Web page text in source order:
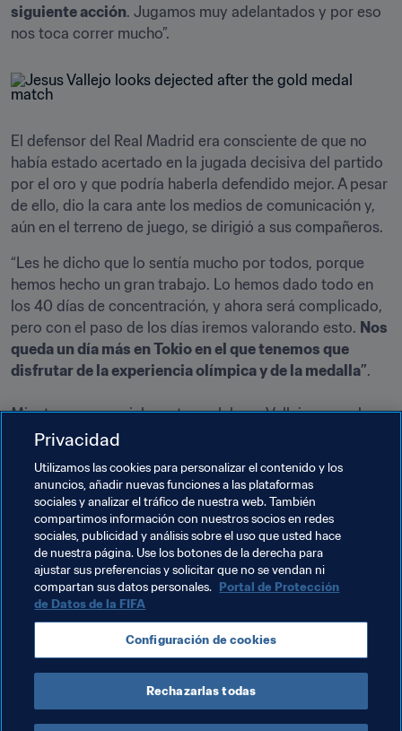
siguiente acción. Jugamos muy adelantados y por eso
nos toca correr mucho”.
El defensor del Real Madrid era consciente de que no
había estado acertado en la jugada decisiva del partido
por el oro y que podría haberla defendido mejor. A pesar
de ello, dio la cara ante los medios de comunicación y,
aún en el terreno de juego, se dirigió a sus compañeros.
“Les he dicho que lo sentía mucho por todos, porque
hemos hecho un gran trabajo. Lo hemos dado todo en
los 40 días de concentración, y ahora será complicado,
pero con el paso de los días iremos valorando esto. Nos
queda un día más en Tokio en el que tenemos que
disfrutar de la experiencia olímpica y de la medalla”.
Mientras pronunciaba estas palabras, Vallejo agarraba
con la mano la medalla de plata de Tokio 2020, que vista
“Lógicamente, queríamos el oro, pero podemos
sentirnos muy orgullosos de esta plata. Hoy es un día
difícil. Eso sí, estoy seguro de que cuando lleguemos a
España nos sentiremos aún más orgullosos que hoy”.
Temas relacionados
Brazil CONMEBOL España UEFA
Privacidad
Utilizamos las cookies para personalizar el contenido y los
anuncios, añadir nuevas funciones a las plataformas
sociales y analizar el tráfico de nuestra web. También
compartimos información con nuestros socios en redes
sociales, publicidad y análisis sobre el uso que usted hace
de nuestra página. Use los botones de la derecha para
ajustar sus preferencias y solicitar que no se vendan ni
compartan sus datos personales. Portal de Protección
de Datos de la FIFA
Configuración de cookies
Rechazarlas todas